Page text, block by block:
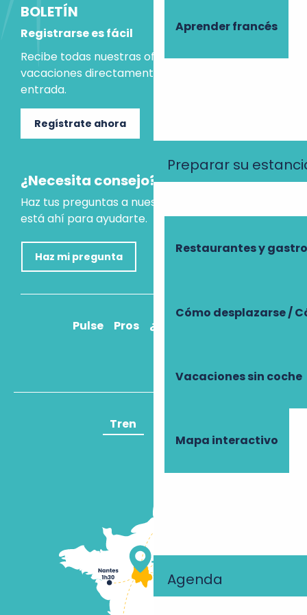
Aprender francés
Preparar su
Restaurantes y
Cómo desplazarse /
Vacaciones sin coche
Mapa interactivo
Agenda
BOLETÍN
Registrarse es fácil
Recibe todas nuestras ofertas e ideas para las
vacaciones directamente en tu bandeja de
entrada.
Regístrate ahora
¿Necesita consejo?
Haz tus preguntas a nuestro asistente virtual, que
está ahí para ayudarte.
Haz mi pregunta
Pulse Pros ¿Cómo llegar?
Tren